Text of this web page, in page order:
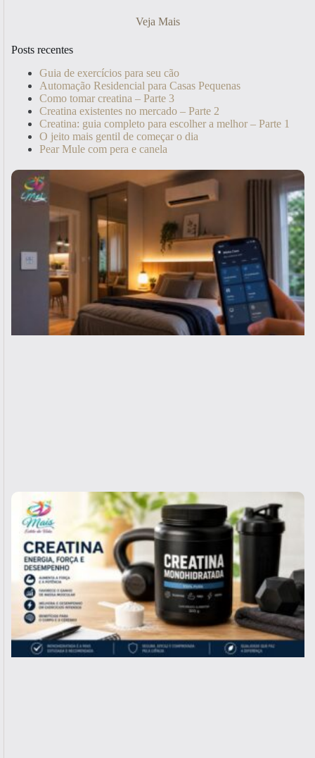
Veja Mais
Posts recentes
Guia de exercícios para seu cão
Automação Residencial para Casas Pequenas
Como tomar creatina – Parte 3
Creatina existentes no mercado – Parte 2
Creatina: guia completo para escolher a melhor – Parte 1
O jeito mais gentil de começar o dia
Pear Mule com pera e canela